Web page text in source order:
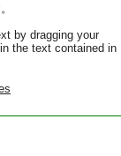
by dragging your
the text contained in